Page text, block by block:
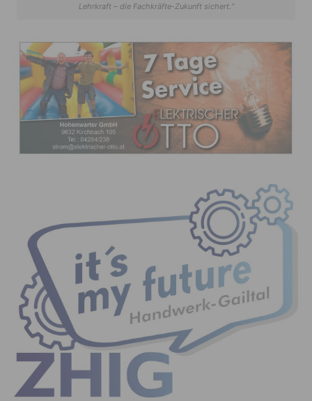
Lehrkraft – die Fachkräfte-Zukunft sichert.“